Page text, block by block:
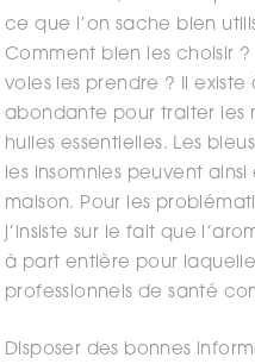
ce que l’on sache bien
Comment bien les choisir
voies les prendre ? Il
abondante pour traiter les
huiles essentielles. Les
les insomnies peuvent
maison. Pour les
j’insiste sur le fait que
à part entière pour
professionnels de santé
Disposer des bonnes